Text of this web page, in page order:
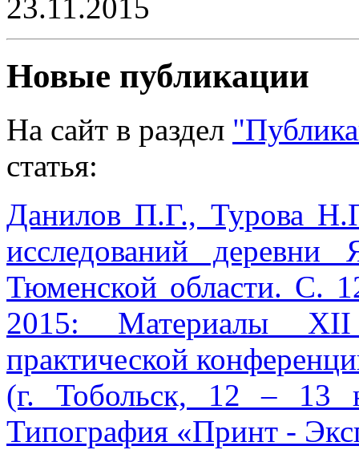
23.11.2015
Новые публикации
На сайт в раздел
статья:
Данилов П.Г., Турова
исследований
Тюменской области. С.
2015: Материалы
практической
(г. Тобольск, 12 – 13
Типография «Принт -